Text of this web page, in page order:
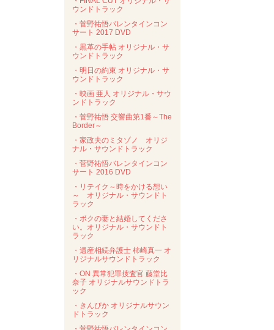
ウンドトラック
・菅野祐悟バレンタインコン
サート 2017 DVD
・黒革の手帖 オリジナル・サ
ウンドトラック
・明日の約束 オリジナル・サ
ウンドトラック
・映画 亜人 オリジナル・サウ
ンドトラック
・菅野祐悟 交響曲第1番～The
Border～
・家政夫のミタゾノ オリジ
ナル・サウンドトラック
・菅野祐悟バレンタインコン
サート 2016 DVD
・リテイク～時をかける想い
～ オリジナル・サウンドト
ラック
・ボクの妻と結婚してくださ
い。オリジナル・サウンドト
ラック
・遺産相続弁護士 柿崎真一 オ
リジナルサウンドトラック
・ON 異常犯罪捜査官 藤堂比
奈子 オリジナルサウンドトラ
ック
・きんぴか オリジナルサウン
ドトラック